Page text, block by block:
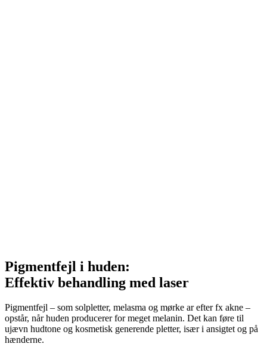
Pigmentfejl i huden:
Effektiv behandling med laser
Pigmentfejl – som solpletter, melasma og mørke ar efter fx akne –
opstår, når huden producerer for meget melanin. Det kan føre til
ujævn hudtone og kosmetisk generende pletter, især i ansigtet og på
hænderne.